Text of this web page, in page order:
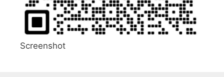
Screenshot